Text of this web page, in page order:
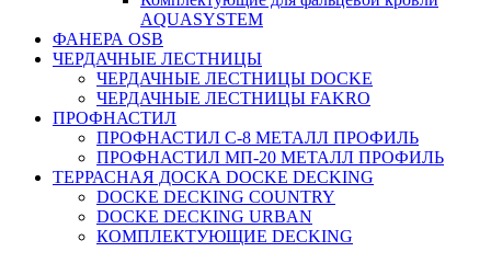
AQUASYSTEM
ФАНЕРА OSB
ЧЕРДАЧНЫЕ ЛЕСТНИЦЫ
ЧЕРДАЧНЫЕ ЛЕСТНИЦЫ DOCKE
ЧЕРДАЧНЫЕ ЛЕСТНИЦЫ FAKRO
ПРОФНАСТИЛ
ПРОФНАСТИЛ C-8 МЕТАЛЛ ПРОФИЛЬ
ПРОФНАСТИЛ МП-20 МЕТАЛЛ ПРОФИЛЬ
ТЕРРАСНАЯ ДОСКА DOCKE DECKING
DOCKE DECKING COUNTRY
DOCKE DECKING URBAN
КОМПЛЕКТУЮЩИЕ DECKING